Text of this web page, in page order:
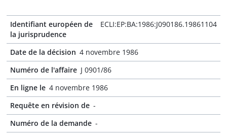
Identifiant européen de
la jurisprudence
ECLI:EP:BA:1986:J090186.19861104
Date de la décision 4 novembre 1986
Numéro de l'affaire J 0901/86
En ligne le 4 novembre 1986
Requête en révision de -
Numéro de la demande -